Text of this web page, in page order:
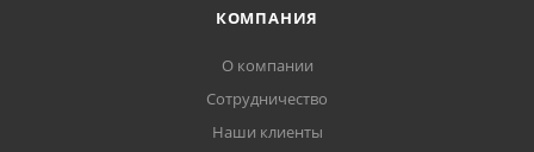
КОМПАНИЯ
О компании
Сотрудничество
Наши клиенты